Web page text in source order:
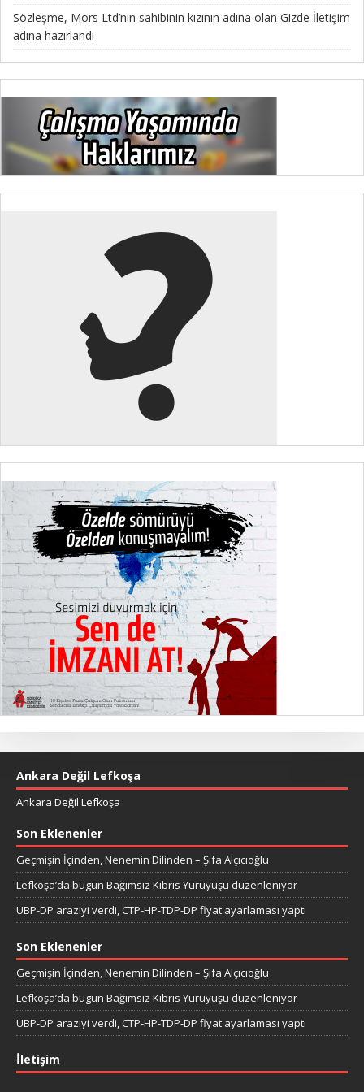
Sözleşme, Mors Ltd’nin sahibinin kızının adına olan Gizde İletişim
adına hazırlandı
Ankara Değil Lefkoşa
Ankara Değil Lefkoşa
Son Eklenenler
Geçmişin İçinden, Nenemin Dilinden – Şifa Alçıcıoğlu
Lefkoşa’da bugün Bağımsız Kıbrıs Yürüyüşü düzenleniyor
UBP-DP araziyi verdi, CTP-HP-TDP-DP fiyat ayarlaması yaptı
Son Eklenenler
Geçmişin İçinden, Nenemin Dilinden – Şifa Alçıcıoğlu
Lefkoşa’da bugün Bağımsız Kıbrıs Yürüyüşü düzenleniyor
UBP-DP araziyi verdi, CTP-HP-TDP-DP fiyat ayarlaması yaptı
İletişim